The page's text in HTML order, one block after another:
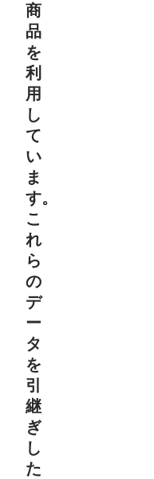
商
品
を
利
用
し
て
い
ま
す。
こ
れ
ら
の
デ
ー
タ
を
引
継
ぎ
し
た